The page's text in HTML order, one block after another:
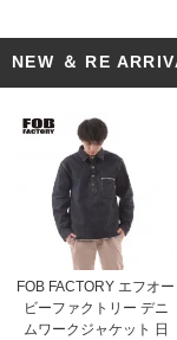
NEW ＆ RE
FOB FACTORY エフオー
ビーファクトリー デニ
ムワークジャケット 日